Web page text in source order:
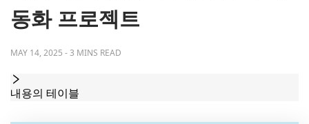
동화 프로젝트
MAY 14, 2025 -3 MINS READ
내용의 테이블